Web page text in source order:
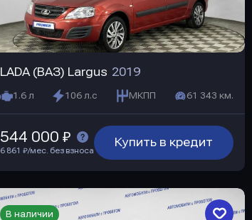
LADA (ВАЗ) Largus 2019
1.6 л 106 л.с МКПП 61 343 км.
Купить в кредит
544 000 ₽
6 861 ₽/мес. без взноса
В наличии